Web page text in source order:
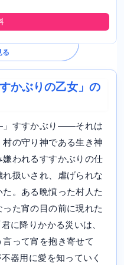
る
かぶりの乙女」の
」すすかぶり――それは
の守り神である生き神
われるすすかぶりの仕
扱いされ、虐げられな
。ある晩憤った村人た
た宵の目の前に現れた
に降りかかる災いは、
って宵を抱き寄せて
用に愛を知っていく